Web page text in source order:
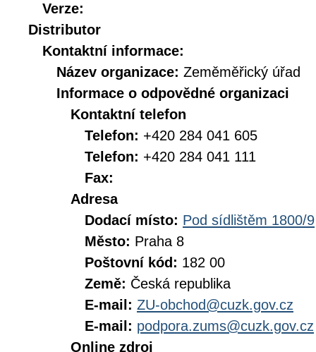
Verze:
Distributor
Kontaktní informace:
Název organizace: Zeměměřický úřad
Informace o odpovědné organizaci
Kontaktní telefon
Telefon: +420 284 041 605
Telefon: +420 284 041 111
Fax:
Adresa
Dodací místo: Pod sídlištěm 1800/9
Město: Praha 8
Poštovní kód: 182 00
Země: Česká republika
E-mail: ZU-obchod@cuzk.gov.cz
E-mail: podpora.zums@cuzk.gov.cz
Online zdroj